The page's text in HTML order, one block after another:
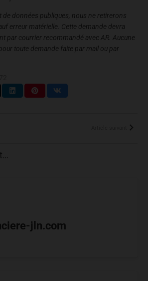
de données publiques, nous ne retirerons
erreur matérielle. Cette demande devra
par courrier recommandé avec AR. Aucune
toute demande faite par mail ou par
jln.com